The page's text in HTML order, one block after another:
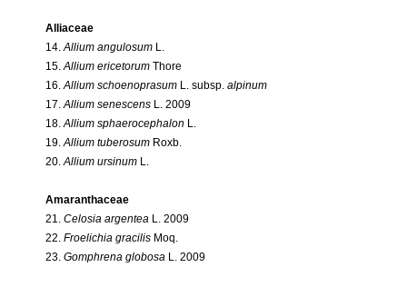
Alliaceae
14.Allium angulosum L.
15.Allium ericetorum Thore
16.Allium schoenoprasum L. subsp. alpinum
17.Allium senescens L. 2009
18.Allium sphaerocephalon L.
19.Allium tuberosum Roxb.
20.Allium ursinum L.
Amaranthaceae
21. Celosia argentea L. 2009
22. Froelichia gracilis Moq.
23. Gomphrena globosa L. 2009